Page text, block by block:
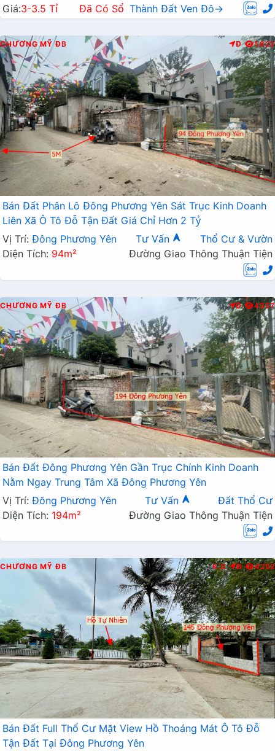
Giá:3-3.5 Tỉ Đã Có Sổ Thành Đất Ven Đô→
CHƯƠNG MỸ ĐB Đ 5823
Bán Đất Phân Lô Đông Phương Yên Sát Trục Kinh Doanh
Liên Xã Ô Tô Đỗ Tận Đất Giá Chỉ Hơn 2 Tỷ
Vị Trí: Đông Phương Yên Tư Vấn
Thổ Cư & Vườn
Diện Tích: 94m² Đường Giao Thông Thuận Tiện
CHƯƠNG MỸ ĐB Đ 4557
Bán Đất Đông Phương Yên Gần Trục Chính Kinh Doanh
Nằm Ngay Trung Tâm Xã Đông Phương Yên
Vị Trí: Đông Phương Yên Tư Vấn
Đất Thổ Cư
Diện Tích: 194m² Đường Giao Thông Thuận Tiện
CHƯƠNG MỸ ĐB K.D Đ 4292
Bán Đất Full Thổ Cư Mặt View Hồ Thoáng Mát Ô Tô Đỗ
Tận Đất Tại Đông Phương Yên